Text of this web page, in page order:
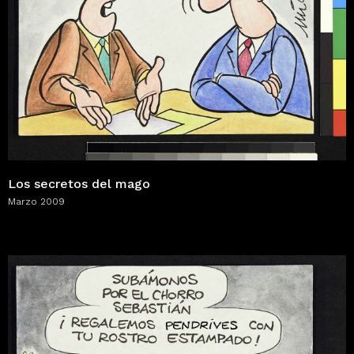
Los secretos del mago
Marzo 2009